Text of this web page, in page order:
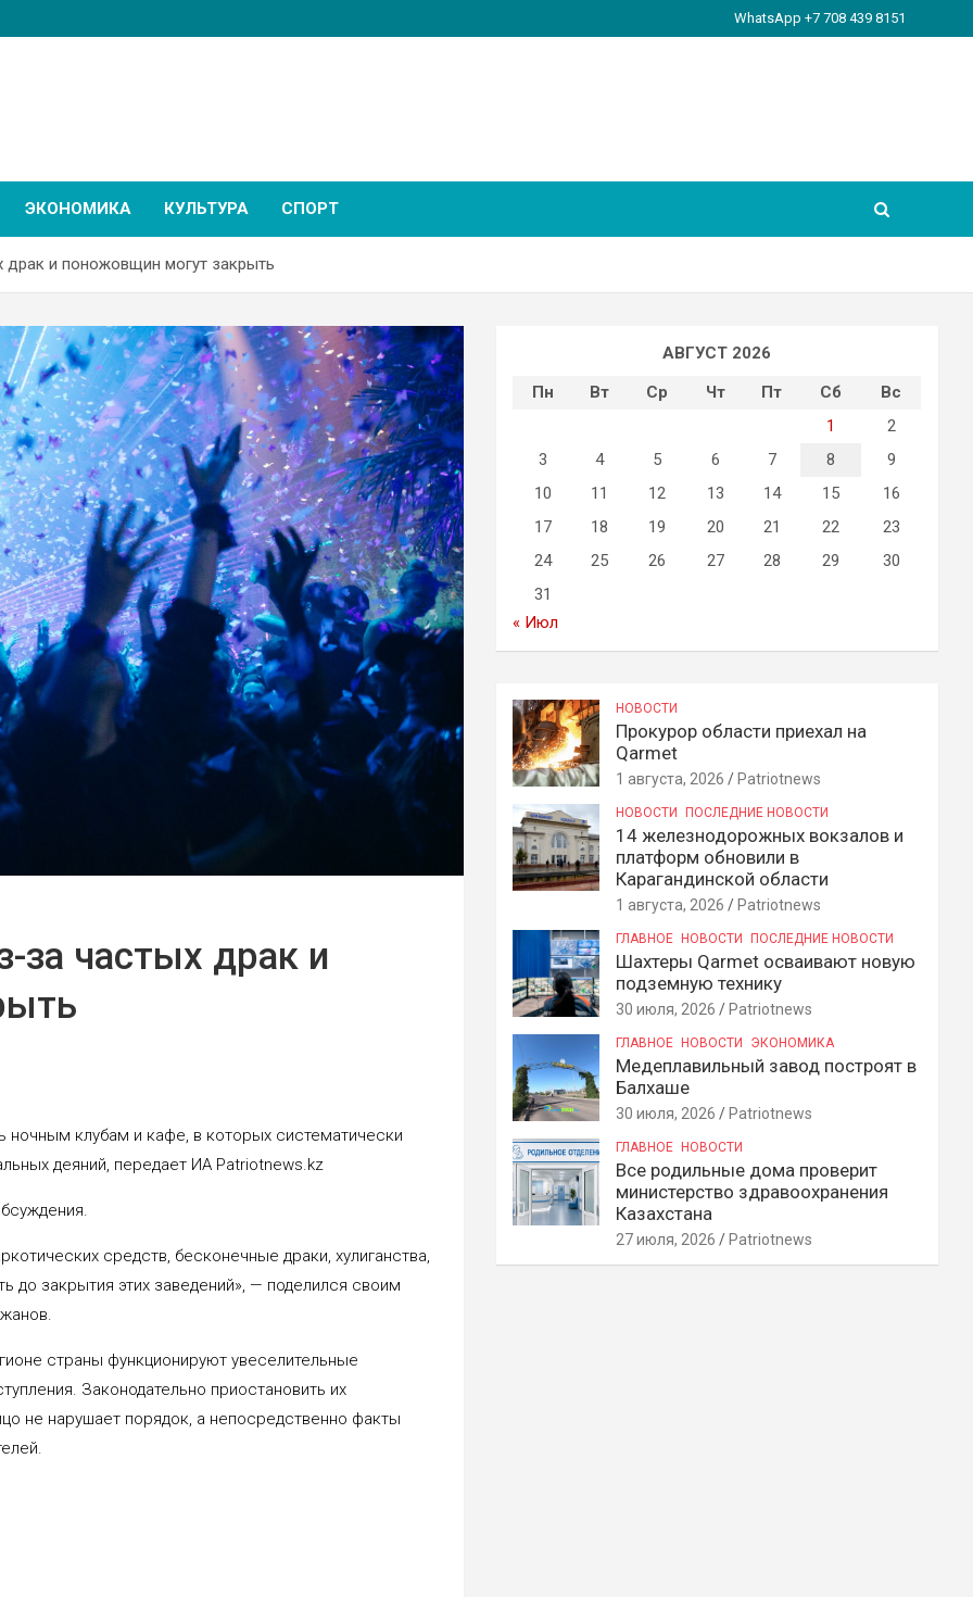
WhatsApp +7 708 439 8151
ЭКОНОМИКА КУЛЬТУРА СПОРТ
и поножовщин могут закрыть
за частых драк и
ночным клубам и кафе, в которых систематически
деяний, передает ИА Patriotnews.kz
средств, бесконечные драки, хулиганства,
закрытия этих заведений», — поделился своим
страны функционируют увеселительные
Законодательно приостановить их
не нарушает порядок, а непосредственно факты
АВГУСТ 2026
Пн
Вт Ср Чт Пт Сб
Вс
1
2
3
4 5 6 7 8
9
10
11 12 13 14 15
16
17
18 19 20 21 22
23
24
25 26 27 28 29
30
31
« Июл
НОВОСТИ
Прокурор области приехал на
Qarmet
1 августа, 2026 Patriotnews
НОВОСТИ ПОСЛЕДНИЕ НОВОСТИ
14 железнодорожных вокзалов и
платформ обновили в
Карагандинской области
1 августа, 2026 Patriotnews
ГЛАВНОЕ НОВОСТИ ПОСЛЕДНИЕ НОВОСТИ
Шахтеры Qarmet осваивают новую
подземную технику
30 июля, 2026 Patriotnews
ГЛАВНОЕ НОВОСТИ ЭКОНОМИКА
Медеплавильный завод построят в
Балхаше
30 июля, 2026 Patriotnews
ГЛАВНОЕ НОВОСТИ
Все родильные дома проверит
министерство здравоохранения
Казахстана
27 июля, 2026 Patriotnews